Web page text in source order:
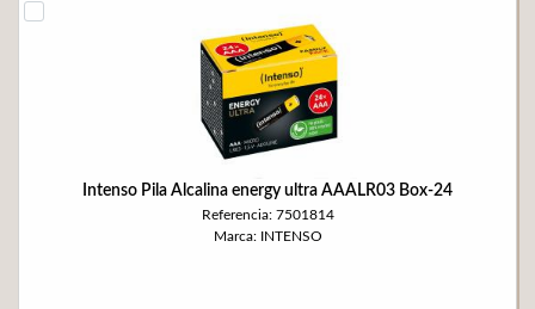
Intenso Pila Alcalina energy ultra AAALR03 Box-24
Referencia: 7501814
Marca: INTENSO